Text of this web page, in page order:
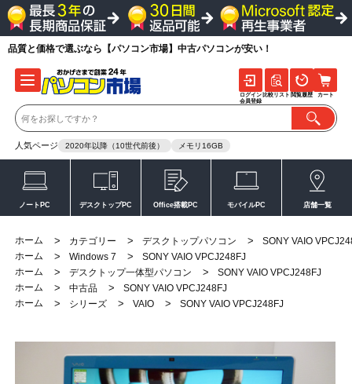
品質と価格で選ぶなら【パソコン市場】中古パソコンが安い！
人気ページ 2020年以降（10世代前後） メモリ16GB
ログイン
会員登録
比較リスト 閲覧履歴 カート
ノートPC デスクトップPC Office搭載PC モバイルPC 店舗一覧
ホーム > カテゴリー > デスクトップパソコン >
SONY VAIO
ホーム
> Windows 7 >
SONY VAIO VPCJ248FJ
ホーム
> デスクトップ一体型パソコン >
SONY VAIO VPCJ248FJ
ホーム
> 中古品 >
SONY VAIO VPCJ248FJ
ホーム
> シリーズ > VAIO > SONY VAIO VPCJ248FJ